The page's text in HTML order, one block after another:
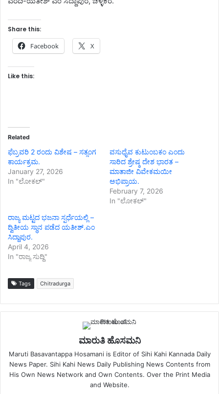
Share this:
Facebook X
Like this:
Related
ಫೆಬ್ರವರಿ 2 ರಂದು ವಿಶೇಷ – ಸತ್ಸಂಗ
ಕಾರ್ಯಕ್ರಮ.
January 27, 2026
In "ಲೋಕಲ್"
ವಸುಧೈವ ಕುಟುಂಬಕಂ ಎಂದು
ಸಾರಿದ ಶ್ರೇಷ್ಠ ದೇಶ ಭಾರತ –
ಮಾತಾಜೀ ವಿವೇಕಮಯೀ
ಅಭಿಪ್ರಾಯ.
February 7, 2026
In "ಲೋಕಲ್"
ರಾಜ್ಯ ಮಟ್ಟದ ಭಜನಾ ಸ್ಪರ್ಧೆಯಲ್ಲಿ –
ದ್ವಿತೀಯ ಸ್ಥಾನ ಪಡೆದ ಯತೀಶ್.ಎಂ
ಸಿದ್ದಾಪುರ.
April 4, 2026
In "ರಾಜ್ಯ ಸುದ್ದಿ"
Tags Chitradurga
ಮಾರುತಿ ಹೊಸಮನಿ
Maruti Basavantappa Hosamani is Editor of Sihi Kahi Kannada Daily
News Paper. Sihi Kahi News Daily Publishing News Contents from
His Own News Network and Own Contents. Over the Print Media
and Website.